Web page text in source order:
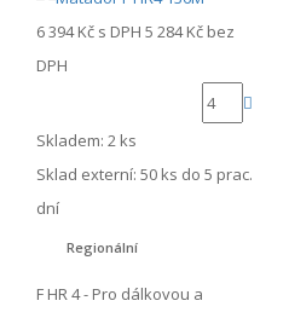
6 394 Kč s DPH 5 284 Kč bez
DPH
Skladem: 2 ks
Sklad externí: 50 ks do 5 prac.
dní
Regionální
F HR 4 - Pro dálkovou a